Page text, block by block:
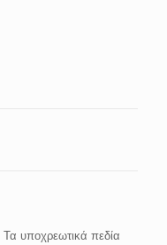
Τα υποχρεωτικά πεδία